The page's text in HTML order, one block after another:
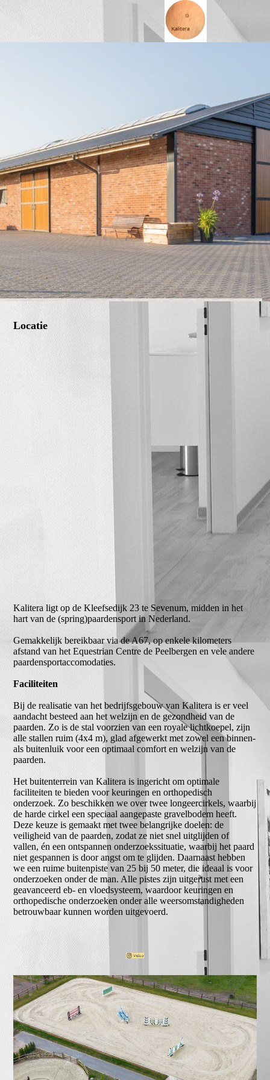
Locatie
Kalitera ligt op de Kleefsedijk 23 te Sevenum, midden in het
hart van de (spring)paardensport in Nederland.
Gemakkelijk bereikbaar via de A67, op enkele kilometers
afstand van het Equestrian Centre de Peelbergen en vele andere
paardensportaccomodaties.
Faciliteiten
Bij de realisatie van het bedrijfsgebouw van Kalitera is er veel
aandacht besteed aan het welzijn en de gezondheid van de
paarden. Zo is de stal voorzien van een royale lichtkoepel, zijn
alle stallen ruim (4x4 m), glad afgewerkt met zowel een binnen-
als buitenluik voor een optimaal comfort en welzijn van de
paarden.
Het buitenterrein van Kalitera is ingericht om optimale
faciliteiten te bieden voor keuringen en orthopedisch
onderzoek. Zo beschikken we over twee longeercirkels, waarbij
de harde cirkel een speciaal aangepaste gravelbodem heeft.
Deze keuze is gemaakt met twee belangrijke doelen: de
veiligheid van de paarden, zodat ze niet snel uitglijden of
vallen, én een ontspannen onderzoekssituatie, waarbij het paard
niet gespannen is door angst om te glijden. Daarnaast hebben
we een ruime buitenpiste van 25 bij 50 meter, die ideaal is voor
onderzoeken onder de man. Alle pistes zijn uitgerust met een
geavanceerd eb- en vloedsysteem, waardoor keuringen en
orthopedische onderzoeken onder alle weersomstandigheden
betrouwbaar kunnen worden uitgevoerd.